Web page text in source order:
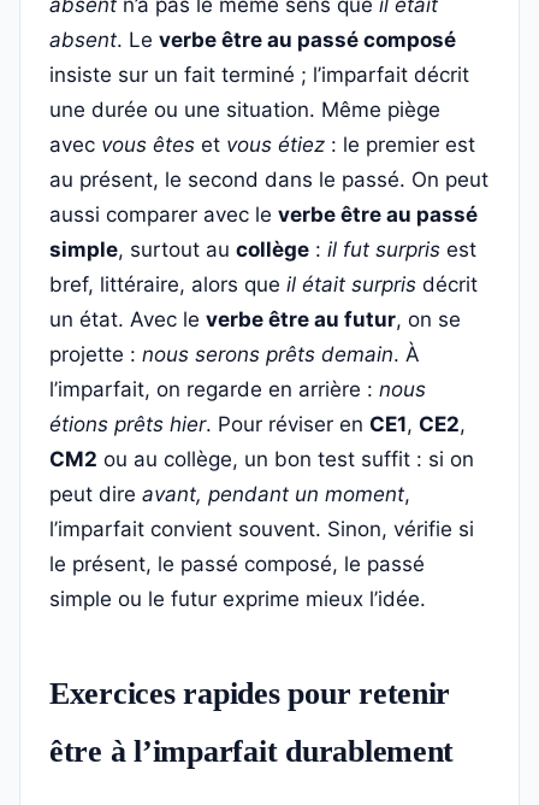
absent n’a pas le même sens que il était
absent. Le verbe être au passé composé
insiste sur un fait terminé ; l’imparfait décrit
une durée ou une situation. Même piège
avec vous êtes et vous étiez : le premier est
au présent, le second dans le passé. On peut
aussi comparer avec le verbe être au passé
simple, surtout au collège : il fut surpris est
bref, littéraire, alors que il était surpris décrit
un état. Avec le verbe être au futur, on se
projette : nous serons prêts demain. À
l’imparfait, on regarde en arrière : nous
étions prêts hier. Pour réviser en CE1, CE2,
CM2 ou au collège, un bon test suffit : si on
peut dire avant, pendant un moment,
l’imparfait convient souvent. Sinon, vérifie si
le présent, le passé composé, le passé
simple ou le futur exprime mieux l’idée.
Exercices rapides pour retenir
être à l’imparfait durablement